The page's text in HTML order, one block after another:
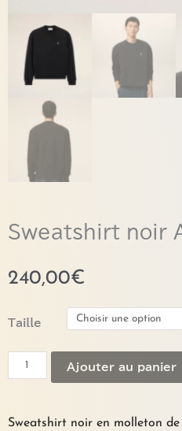
Sweatshirt noir
240,00€
Taille
quantité
Sweatshirt
noir
Ajouter au panier
Sweatshirt noir en molleton